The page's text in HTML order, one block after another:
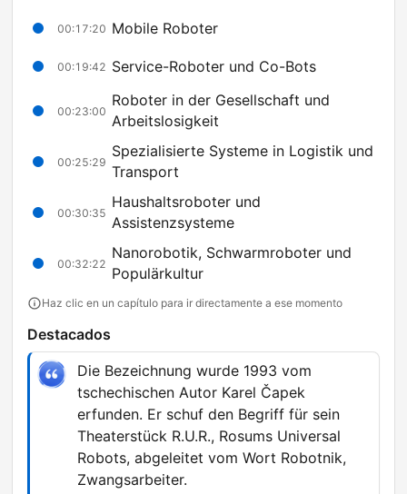
00:17:20 Mobile Roboter
00:19:42 Service-Roboter und Co-Bots
00:23:00
Roboter in der Gesellschaft und
Arbeitslosigkeit
00:25:29
Spezialisierte Systeme in Logistik und
Transport
00:30:35
Haushaltsroboter und
Assistenzsysteme
00:32:22
Nanorobotik, Schwarmroboter und
Populärkultur
Haz clic en un capítulo para ir directamente a ese momento
Destacados
Die Bezeichnung wurde 1993 vom
tschechischen Autor Karel Čapek
erfunden. Er schuf den Begriff für sein
Theaterstück R.U.R., Rosums Universal
Robots, abgeleitet vom Wort Robotnik,
Zwangsarbeiter.